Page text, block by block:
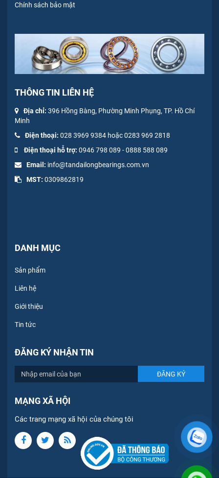
Chính sách bảo mật
THÔNG TIN LIÊN HỆ
Địa chỉ: 396 Hồng Bàng, Phường Minh Phụng, TP. Hồ Chí
Minh
Điện thoại: 028 3969 9384 hoặc 0283 969 2818
Điện thoại hỗ trợ: 0946 798 089 -0888 588 089
Email: info@tandailongbearings.com.vn
MST: 0309862819
DANH MỤC
Sản phẩm
Liên hệ
Giới thiệu
Tin tức
ĐĂNG KÝ NHẬN TIN
MẠNG XÃ HỘI
Các trang mạng xã hội của chúng tôi